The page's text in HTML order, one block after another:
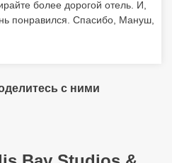
Bay Studios &
г. Ираклион, в 22,5 км от
Казандзакис» г. Ираклион.
песчаный пляж в 300 м
Зонтики, шезлонги: платно.
с домашними животными: нет.